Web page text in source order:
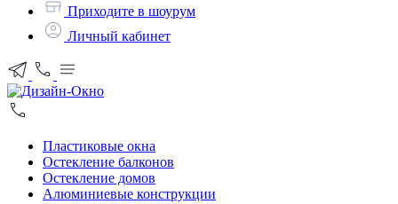
Приходите в шоурум
Личный кабинет
Пластиковые окна
Остекление балконов
Остекление домов
Алюминиевые конструкции